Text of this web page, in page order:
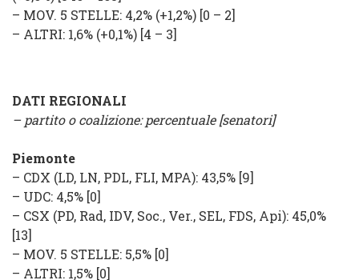
– MOV. 5 STELLE: 4,2% (+1,2%) [0 – 2]
– ALTRI: 1,6% (+0,1%) [4 – 3]
DATI REGIONALI
– partito o coalizione: percentuale [senatori]
Piemonte
– CDX (LD, LN, PDL, FLI, MPA): 43,5% [9]
– UDC: 4,5% [0]
– CSX (PD, Rad, IDV, Soc., Ver., SEL, FDS, Api): 45,0%
[13]
– MOV. 5 STELLE: 5,5% [0]
– ALTRI: 1,5% [0]